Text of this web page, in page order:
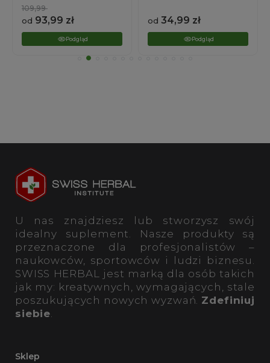
od 93,99 zł
109,99
Podgląd
od 34,99 zł
Podgląd
U nas znajdziesz lub stworzysz swój
idealny suplement. Nasze produkty są
przeznaczone dla profesjonalistów –
naukowców, sportowców i ludzi biznesu.
SWISS HERBAL jest marką dla osób takich
jak my: kreatywnych, wymagających, stale
poszukujących nowych wyzwań. Zdefiniuj
siebie.
Sklep